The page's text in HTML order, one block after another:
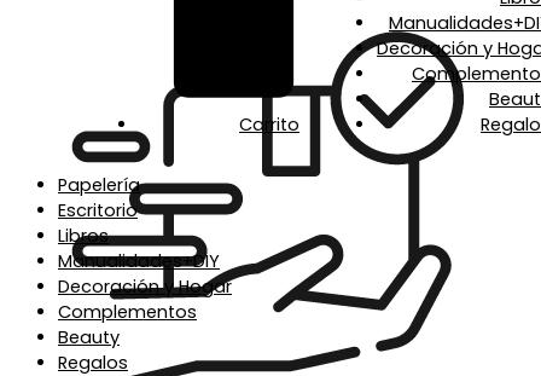
Carrito
Decoración y
Papelería
Escritorio
Libros
Manualidades+DIY
Decoración y Hogar
Complementos
Beauty
Regalos